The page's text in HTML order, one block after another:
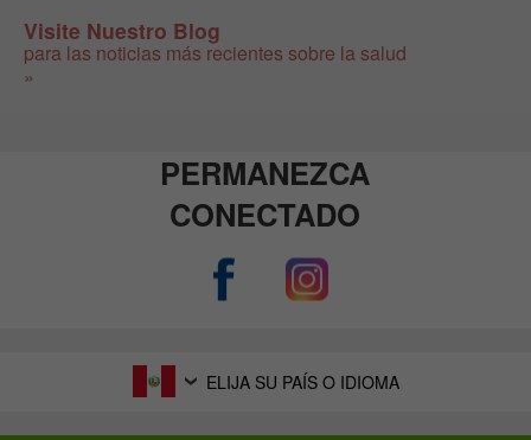
Visite Nuestro Blog
para las noticias más recientes sobre la salud
»
PERMANEZCA
CONECTADO
ELIJA SU PAÍS O IDIOMA